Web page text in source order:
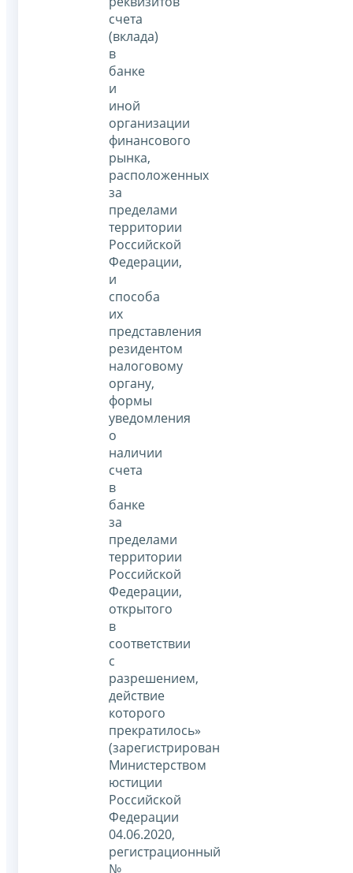
счета
(вклада)
в
банке
и
иной
организации
финансового
рынка,
расположенных
за
пределами
территории
Российской
Федерации,
и
способа
их
представления
резидентом
налоговому
органу,
формы
уведомления
о
наличии
счета
в
банке
за
пределами
территории
Российской
Федерации,
открытого
в
соответствии
с
разрешением,
действие
которого
прекратилось»
(зарегистрирован
Министерством
юстиции
Российской
Федерации
04.06.2020,
регистрационный
№